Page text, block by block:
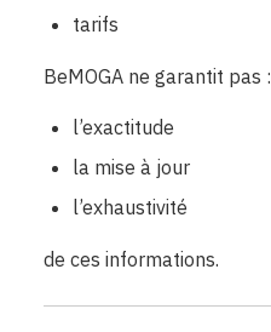
tarifs
BeMOGA ne garantit pas :
l’exactitude
la mise à jour
l’exhaustivité
de ces informations.